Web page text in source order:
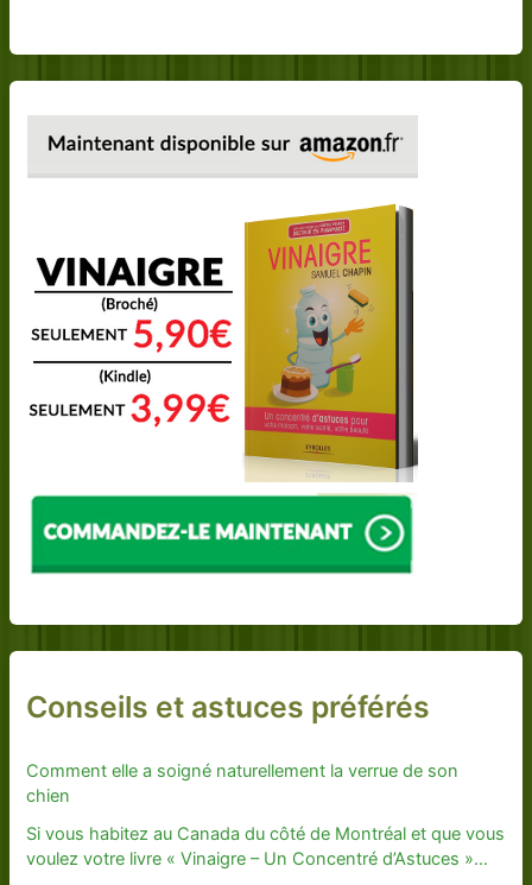
Conseils et astuces préférés
Comment elle a soigné naturellement la verrue de son
chien
Si vous habitez au Canada du côté de Montréal et que vous
voulez votre livre « Vinaigre – Un Concentré d’Astuces »…